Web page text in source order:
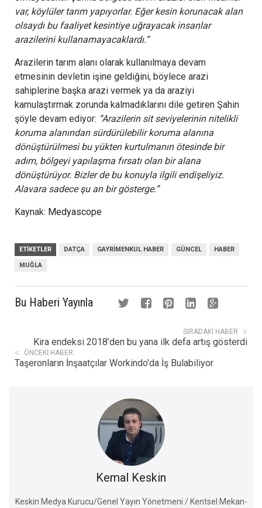
var, köylüler tarım yapıyorlar. Eğer kesin korunacak alan
olsaydı bu faaliyet kesintiye uğrayacak insanlar
arazilerini kullanamayacaklardı.”
Arazilerin tarım alanı olarak kullanılmaya devam
etmesinin devletin işine geldiğini, böylece arazi
sahiplerine başka arazi vermek ya da araziyi
kamulaştırmak zorunda kalmadıklarını dile getiren Şahin
şöyle devam ediyor: “Arazilerin sit seviyelerinin nitelikli
koruma alanından sürdürülebilir koruma alanına
dönüştürülmesi bu yükten kurtulmanın ötesinde bir
adım, bölgeyi yapılaşma fırsatı olan bir alana
dönüştürüyor. Bizler de bu konuyla ilgili endişeliyiz.
Alavara sadece şu an bir gösterge.”
Kaynak: Medyascope
ETIKETLER DATÇA GAYRIMENKUL HABER GÜNCEL HABER
MUĞLA
Bu Haberi Yayınla
SIRADAKI HABER
Kira endeksi 2018’den bu yana ilk defa artış gösterdi
ÖNCEKI HABER
Taşeronların İnşaatçılar Workindo'da İş Bulabiliyor
Kemal Keskin
Keskin Medya Kurucu/Genel Yayın Yönetmeni / Kentsel Mekan-